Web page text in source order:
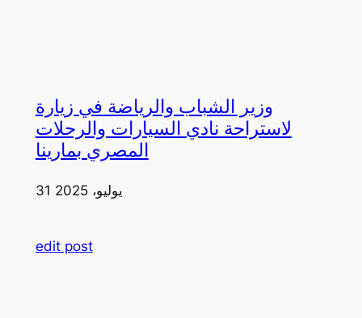
وزير الشباب والرياضة في زيارة
لاستراحة نادي السيارات والرحلات
المصري بمارينا
31 يوليو، 2025
edit post